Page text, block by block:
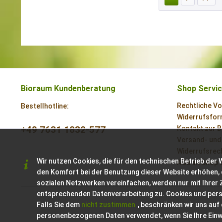
Bioraum Kundenberatung
Bestellhotline:
+49 7631 1832-577
Shop
Rechtliche
Kontakt zur
Versand-
AGB im Shop
Wir nutzen Cookies, die für den technischen Betrieb
den Komfort bei der Benutzung dieser Website
sozialen Netzwerken vereinfachen, werden nur mit Ihrer
entsprechenden Datenverarbeitung zu. Cookies und
Falls Sie dem nicht zustimmen , beschränken wir uns
personenbezogenen Daten verwendet, wenn Sie Ihre